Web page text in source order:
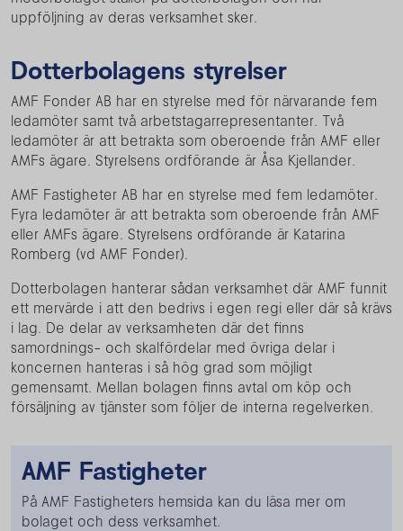
uppföljning av deras verksamhet sker.
Dotterbolagens styrelser
AMF Fonder AB har en styrelse med för närvarande fem
ledamöter samt två arbetstagarrepresentanter. Två
ledamöter är att betrakta som oberoende från AMF eller
AMFs ägare. Styrelsens ordförande är Åsa Kjellander.
AMF Fastigheter AB har en styrelse med fem ledamöter.
Fyra ledamöter är att betrakta som oberoende från AMF
eller AMFs ägare. Styrelsens ordförande är Katarina
Romberg (vd AMF Fonder).
Dotterbolagen hanterar sådan verksamhet där AMF funnit
ett mervärde i att den bedrivs i egen regi eller där så krävs
i lag. De delar av verksamheten där det finns
samordnings- och skalfördelar med övriga delar i
koncernen hanteras i så hög grad som möjligt
gemensamt. Mellan bolagen finns avtal om köp och
försäljning av tjänster som följer de interna regelverken.
AMF Fastigheter
På AMF Fastigheters hemsida kan du läsa mer om
bolaget och dess verksamhet.